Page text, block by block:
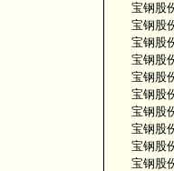
宝钢股
宝钢股
宝钢股
宝钢股
宝钢股
宝钢股
宝钢股
宝钢股
宝钢股
宝钢股